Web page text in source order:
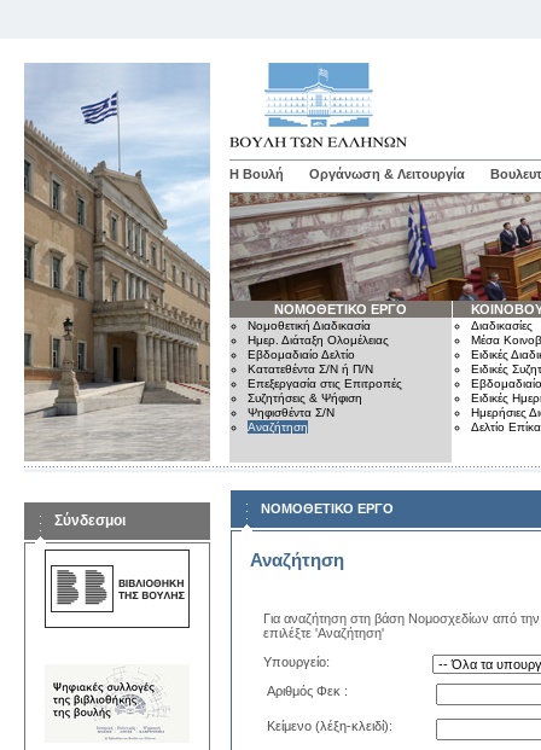
Η Βουλή Οργάνωση & Λειτουργία
ΝΟΜΟΘΕΤΙΚΟ ΕΡΓΟ
Νομοθετική Διαδικασία
Ημερ. Διάταξη Ολομέλειας
Εβδομαδιαίο Δελτίο
Κατατεθέντα Σ/Ν ή Π/Ν
Επεξεργασία στις Επιτροπές
Συζητήσεις & Ψήφιση
Ψηφισθέντα Σ/Ν
Αναζήτηση
Διαδικασίες
Μέσα
Ειδικές
Ειδικές
Εβδομαδιαίο
Ειδικές
Ημερήσιες
Δελτίο
Σύνδεσμοι
ΝΟΜΟΘΕΤΙΚΟ ΕΡΓΟ
Αναζήτηση
Για αναζήτηση στη βάση Νομοσχεδίων από
επιλέξτε 'Αναζήτηση'
Υπουργείο:
Αριθμός Φεκ :
Κείμενο (λέξη-κλειδί):